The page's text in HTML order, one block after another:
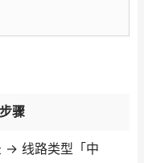
骤
→ 线路类型「中